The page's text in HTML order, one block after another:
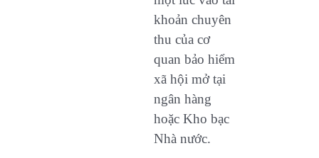
khoản chuyên
thu của cơ
quan bảo hiểm
xã hội mở tại
ngân hàng
hoặc Kho bạc
Nhà nước.